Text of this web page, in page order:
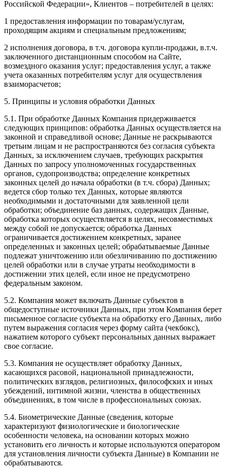
Российской Федерации», Клиентов – потребителей в целях:
1 предоставления информации по товарам/услугам,
проходящим акциям и специальным предложениям;
2 исполнения договора, в т.ч. договора купли-продажи, в.т.ч.
заключенного дистанционным способом на Сайте,
возмездного оказания услуг; предоставления услуг, а также
учета оказанных потребителям услуг для осуществления
взаиморасчетов;
5. Принципы и условия обработки Данных
5.1. При обработке Данных Компания придерживается
следующих принципов: обработка Данных осуществляется на
законной и справедливой основе; Данные не раскрываются
третьим лицам и не распространяются без согласия субъекта
Данных, за исключением случаев, требующих раскрытия
Данных по запросу уполномоченных государственных
органов, судопроизводства; определение конкретных
законных целей до начала обработки (в т.ч. сбора) Данных;
ведется сбор только тех Данных, которые являются
необходимыми и достаточными для заявленной цели
обработки; объединение баз данных, содержащих Данные,
обработка которых осуществляется в целях, несовместимых
между собой не допускается; обработка Данных
ограничивается достижением конкретных, заранее
определенных и законных целей; обрабатываемые Данные
подлежат уничтожению или обезличиванию по достижению
целей обработки или в случае утраты необходимости в
достижении этих целей, если иное не предусмотрено
федеральным законом.
5.2. Компания может включать Данные субъектов в
общедоступные источники Данных, при этом Компания берет
письменное согласие субъекта на обработку его Данных, либо
путем выражения согласия через форму сайта (чекбокс),
нажатием которого субъект персональных данных выражает
свое согласие.
5.3. Компания не осуществляет обработку Данных,
касающихся расовой, национальной принадлежности,
политических взглядов, религиозных, философских и иных
убеждений, интимной жизни, членства в общественных
объединениях, в том числе в профессиональных союзах.
5.4. Биометрические Данные (сведения, которые
характеризуют физиологические и биологические
особенности человека, на основании которых можно
установить его личность и которые используются оператором
для установления личности субъекта Данные) в Компании не
обрабатываются.